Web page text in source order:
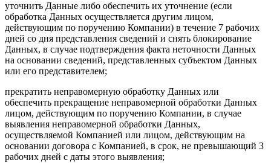
уточнить Данные либо обеспечить их уточнение (если
обработка Данных осуществляется другим лицом,
действующим по поручению Компании) в течение 7 рабочих
дней со дня представления сведений и снять блокирование
Данных, в случае подтверждения факта неточности Данных
на основании сведений, представленных субъектом Данных
или его представителем;
прекратить неправомерную обработку Данных или
обеспечить прекращение неправомерной обработки Данных
лицом, действующим по поручению Компании, в случае
выявления неправомерной обработки Данных,
осуществляемой Компанией или лицом, действующим на
основании договора с Компанией, в срок, не превышающий 3
рабочих дней с даты этого выявления;